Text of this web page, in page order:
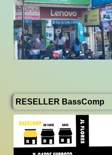
RESELLER BassComp